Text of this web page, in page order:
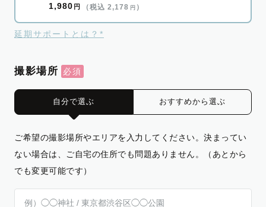
1,980 円 （税込 2,178 円 ）
延期サポートとは？*
撮影場所
自分で選ぶ おすすめから選ぶ
ご希望の撮影場所やエリアを入力してください。決まってい
ない場合は、ご自宅の住所でも問題ありません。（あとから
でも変更可能です）